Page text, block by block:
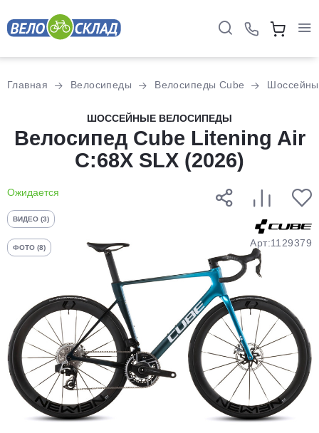
Главная Велосипеды Велосипеды Cube
ШОССЕЙНЫЕ ВЕЛОСИПЕДЫ
Велосипед Cube Litening Air
C:68X SLX (2026)
Ожидается
ВИДЕО (3)
ФОТО (8) Арт:1129379
Разбейте
оплатуна части
без переплат
График платежей
Добавляйте товары
в корзину
Оплачивайте сегодня только
25% картой любого банка